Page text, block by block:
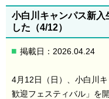
小白川キャンパス新入
した（4/12）
掲載日：2026.04.24
4月12日（日）、小白川
歓迎フェスティバル」を